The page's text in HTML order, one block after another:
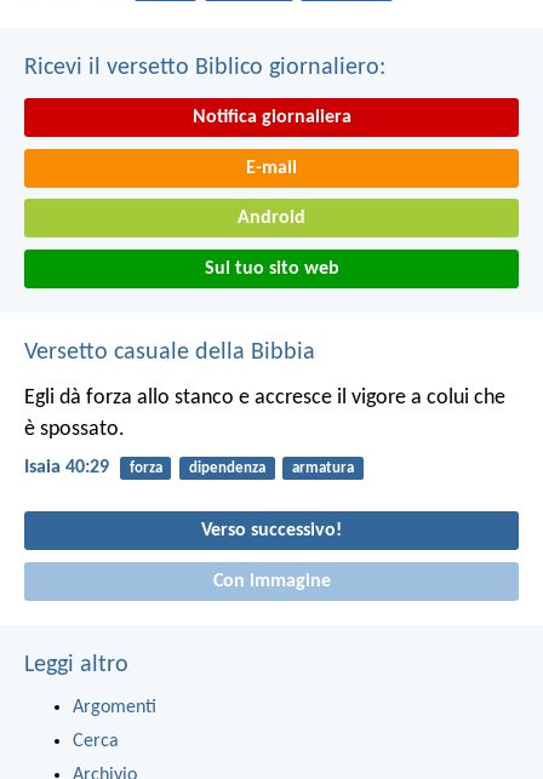
Ricevi il versetto Biblico giornaliero:
Notifica giornaliera
E-mail
Android
Sul tuo sito web
Versetto casuale della Bibbia
Egli dà forza allo stanco e accresce il vigore a colui che
è spossato.
Isaia 40:29 forza dipendenza armatura
Verso successivo!
Con immagine
Leggi altro
Argomenti
Cerca
Archivio